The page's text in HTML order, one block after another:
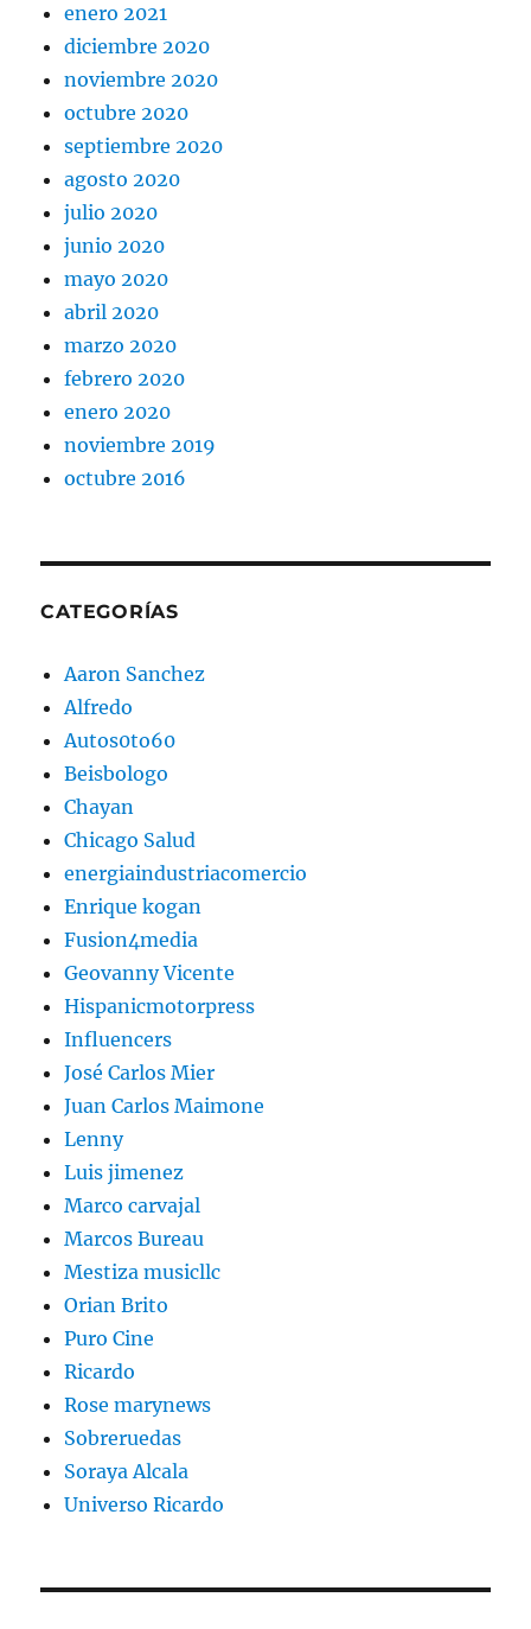
enero 2021
diciembre 2020
noviembre 2020
octubre 2020
septiembre 2020
agosto 2020
julio 2020
junio 2020
mayo 2020
abril 2020
marzo 2020
febrero 2020
enero 2020
noviembre 2019
octubre 2016
CATEGORÍAS
Aaron Sanchez
Alfredo
Autos0to60
Beisbologo
Chayan
Chicago Salud
energiaindustriacomercio
Enrique kogan
Fusion4media
Geovanny Vicente
Hispanicmotorpress
Influencers
José Carlos Mier
Juan Carlos Maimone
Lenny
Luis jimenez
Marco carvajal
Marcos Bureau
Mestiza musicllc
Orian Brito
Puro Cine
Ricardo
Rose marynews
Sobreruedas
Soraya Alcala
Universo Ricardo